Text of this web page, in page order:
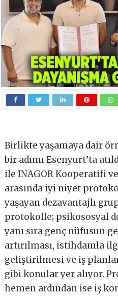
Birlikte yaşamaya dair
bir adımı Esenyurt’ta
ile INAGOR Kooperatifi
arasında iyi niyet
yaşayan dezavantajlı
protokolle; psikososyal
yanı sıra genç nüfusun
artırılması, istihdamla
geliştirilmesi ve iş
gibi konular yer alıyor.
hemen ardından ise iş